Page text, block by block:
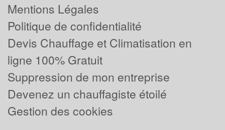
Mentions Légales
Politique de confidentialité
Devis Chauffage et Climatisation en
ligne 100% Gratuit
Suppression de mon entreprise
Devenez un chauffagiste étoilé
Gestion des cookies